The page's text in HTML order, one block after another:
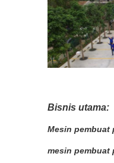
Bisnis utama:
Mesin pembuat
mesin pembuat